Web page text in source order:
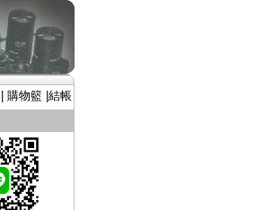
購物籃 結帳